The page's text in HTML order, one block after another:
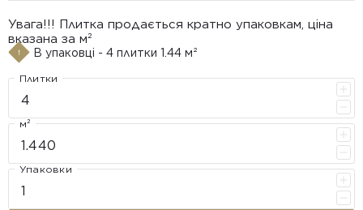
Увага!!! Плитка продається кратно упаковкам, ціна
вказана за м²
В упаковці - 4 плитки 1.44 м²
Плитки
м²
Упаковки